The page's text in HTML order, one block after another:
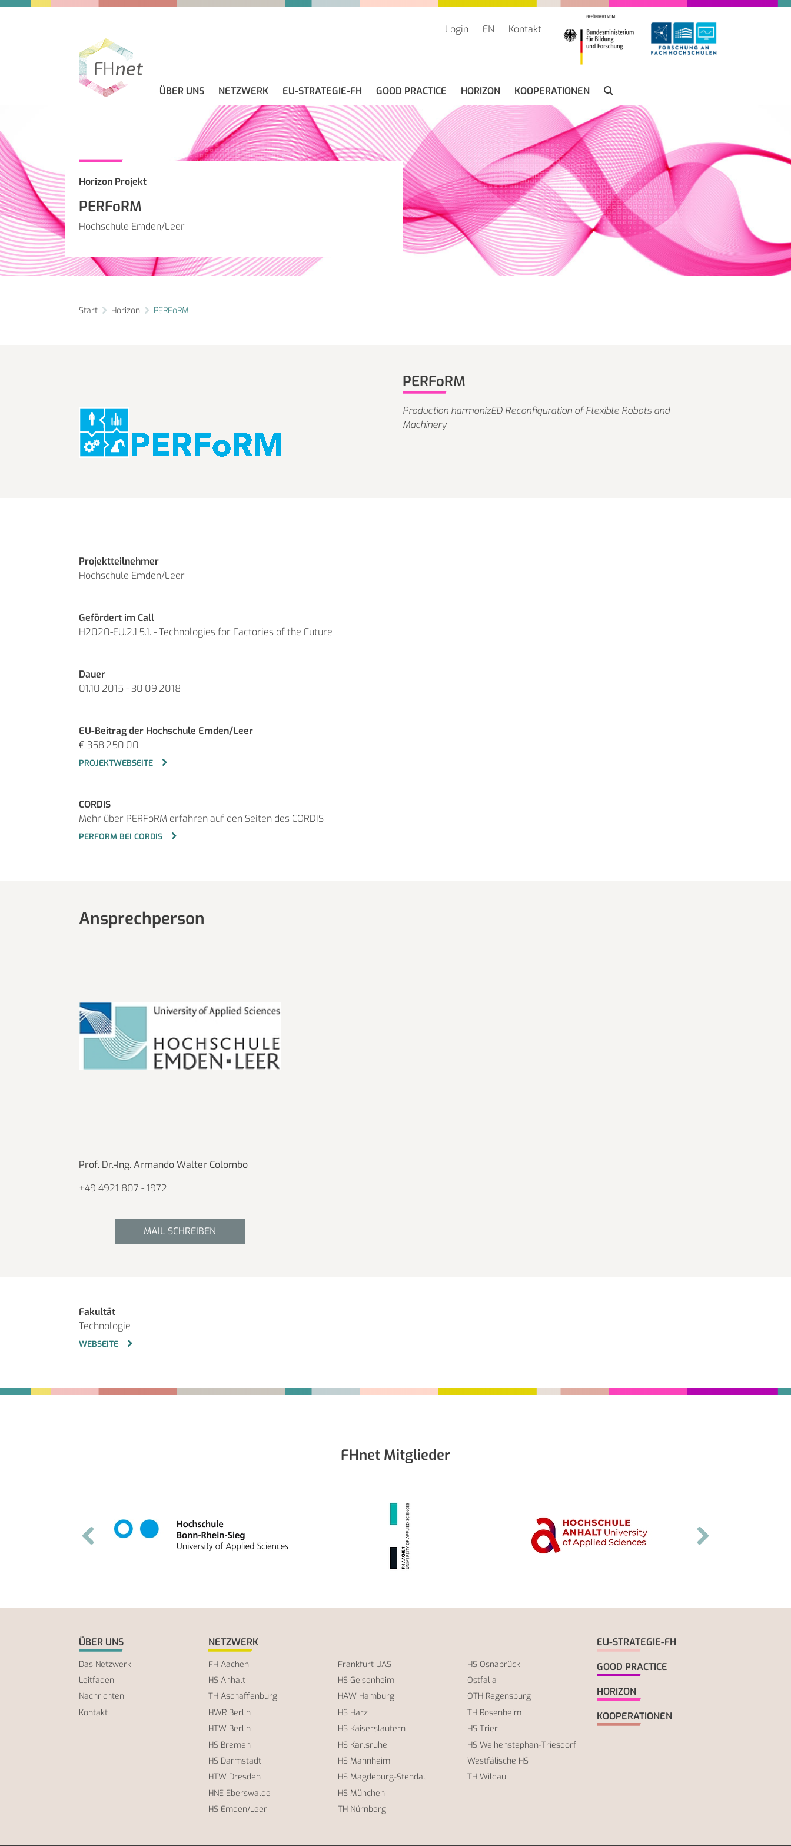
ÜBER UNS
DAS NETZWERK
LEITFADEN
NACHRICHTEN
NETZWERK EU-STRATEGIE-FH GOOD PRACTICE HORIZON KOOPERATIONEN
SUCHEN
Login EN Kontakt
Horizon Projekt
PERFoRM
Hochschule Emden/Leer
Start Horizon PERFoRM
PERFoRM
Production harmonizED Reconfiguration of Flexible Robots and
Machinery
Projektteilnehmer
Hochschule Emden/Leer
Gefördert im Call
H2020-EU.2.1.5.1. - Technologies for Factories of the Future
Dauer
01.10.2015 - 30.09.2018
EU-Beitrag der Hochschule Emden/Leer
€ 358.250,00
PROJEKTWEBSEITE
CORDIS
Mehr über PERFoRM erfahren auf den Seiten des CORDIS
PERFORM BEI CORDIS
Ansprechperson
Prof. Dr.-Ing. Armando Walter Colombo
+49 4921 807 - 1972
MAIL SCHREIBEN
Fakultät
Technologie
WEBSEITE
Fußbereich
FHnet Mitglieder
ÜBER UNS
Das Netzwerk
Leitfaden
Nachrichten
Kontakt
NETZWERK
FH Aachen
HS Anhalt
TH Aschaffenburg
HWR Berlin
HTW Berlin
HS Bremen
HS Darmstadt
HTW Dresden
HNE Eberswalde
HS Emden/Leer
Frankfurt UAS
HS Geisenheim
HAW Hamburg
HS Harz
HS Kaiserslautern
HS Karlsruhe
HS Mannheim
HS Magdeburg-Stendal
HS München
TH Nürnberg
HS Osnabrück
Ostfalia
OTH Regensburg
TH Rosenheim
HS Trier
HS Weihenstephan-Triesdorf
Westfälische HS
TH Wildau
EU-STRATEGIE-FH
GOOD PRACTICE
HORIZON
KOOPERATIONEN